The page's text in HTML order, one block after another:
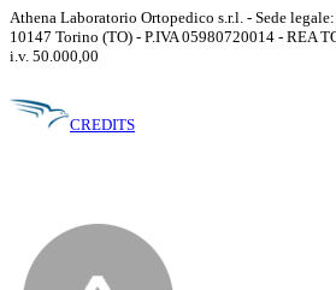
Athena Laboratorio Ortopedico s.r.l. - Sede
10147 Torino (TO) - P.IVA 05980720014 - REA
i.v. 50.000,00
CREDITS